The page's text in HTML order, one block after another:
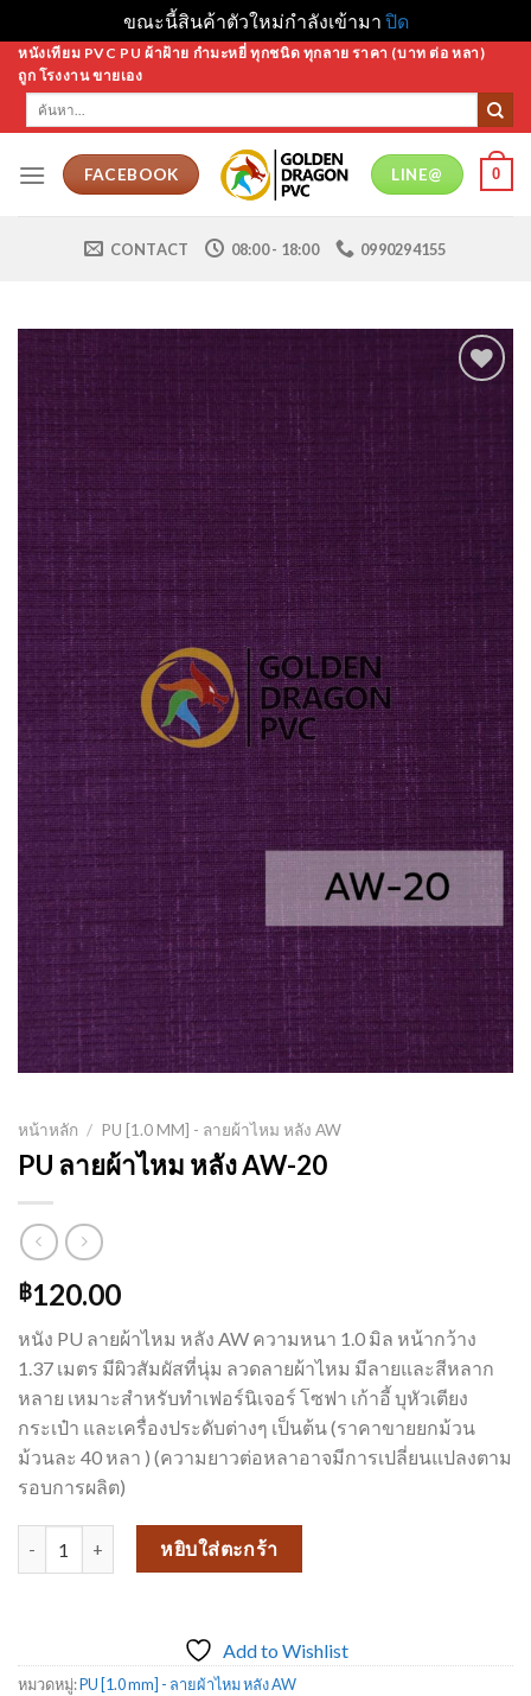
ขณะนี้สินค้าตัวใหม่กำลังเข้ามา ปิด
Skip
content
หนังเทียม PVC PU ผ้าฝ้าย กำมะหยี่ ทุกชนิด ทุกลาย ราคา (บาท ต่อ หลา)
ถูก โรงงาน ขายเอง
ค้นหา:
FACEBOOK LINE@ 0
CONTACT 08:00 - 18:00 0990294155
Wishlist
หน้าหลัก / PU [1.0 MM] - ลายผ้าไหม หลัง AW
PU ลายผ้าไหม หลัง AW-20
฿120.00
หนัง PU ลายผ้าไหม หลัง AW ความหนา 1.0 มิล หน้ากว้าง
1.37 เมตร มีผิวสัมผัสที่นุ่ม ลวดลายผ้าไหม มีลายและสีหลาก
หลาย เหมาะสำหรับทำเฟอร์นิเจอร์ โซฟา เก้าอี้ บุหัวเตียง
กระเป๋า และเครื่องประดับต่างๆ เป็นต้น (ราคาขายยกม้วน
ม้วนละ 40 หลา ) (ความยาวต่อหลาอาจมีการเปลี่ยนแปลงตาม
รอบการผลิต)
จำนวน PU ลายผ้าไหม หลัง AW-20 ชิ้น
หยิบใส่ตะกร้า
Add to Wishlist
หมวดหมู่:PU [1.0 mm] - ลายผ้าไหม หลัง AW